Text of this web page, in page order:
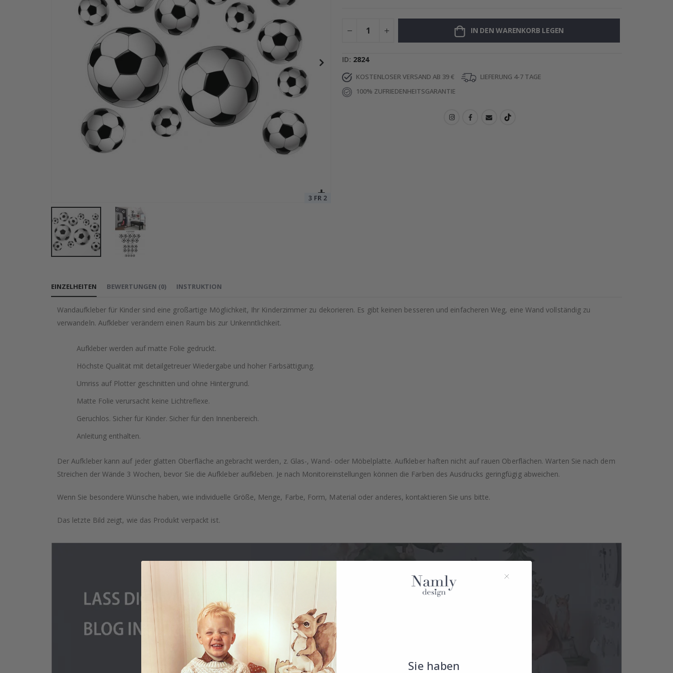
Personalisierte Poster – Karikatur / Cartoon-Stil – KI-Poster
der
springen
IN DEN WARENKORB LEGEN
ID 2824
KOSTENLOSER VERSAND AB 39 €
LIEFERUNG 4-7 TAGE
100% ZUFRIEDENHEITSGARANTIE
EINZELHEITEN
Wandaufkleber für Kinder sind eine großartige Möglichkeit, Ihr Kinderzimmer zu dekorieren. Es gibt keinen besseren und einfacheren Weg, eine Wand vollständig zu
verwandeln. Aufkleber verändern einen Raum bis zur Unkenntlichkeit.
Aufkleber werden auf matte Folie gedruckt.
Höchste Qualität mit detailgetreuer Wiedergabe und hoher Farbsättigung.
Umriss auf Plotter geschnitten und ohne Hintergrund.
Matte Folie verursacht keine Lichtreflexe.
Geruchlos. Sicher für Kinder. Sicher für den Innenbereich.
Anleitung enthalten.
Der Aufkleber kann auf jeder glatten Oberfläche angebracht werden, z. Glas-, Wand- oder Möbelplatte. Aufkleber haften nicht auf rauen Oberflächen. Warten Sie nach dem
Streichen der Wände 3 Wochen, bevor Sie die Aufkleber aufkleben. Je nach Monitoreinstellungen können die Farben des Ausdrucks geringfügig abweichen.
Wenn Sie besondere Wünsche haben, wie individuelle Größe, Menge, Farbe, Form, Material oder anderes, kontaktieren Sie uns bitte.
Das letzte Bild zeigt, wie das Produkt verpackt ist.
BEWERTUNGEN (0) INSTRUKTION
Sie haben